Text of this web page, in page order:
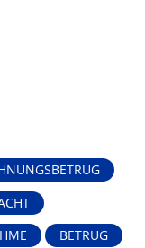
BETRUG